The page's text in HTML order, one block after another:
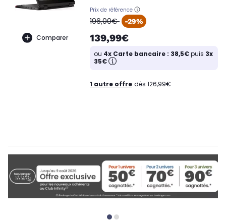
Comparer
Prix de référence
oldPrice
196,00€ -29%
139,99€
ou 4x Carte bancaire : 38,5€puis 3x
35€
1 autre offre dès 126,99€